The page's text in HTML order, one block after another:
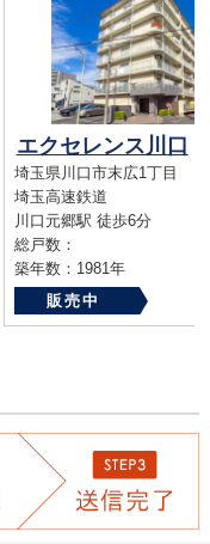
エクセレンス川口
埼玉県川口市末広1丁目
埼玉高速鉄道
川口元郷駅 徒歩6分
総戸数：
築年数：1981年
販売中